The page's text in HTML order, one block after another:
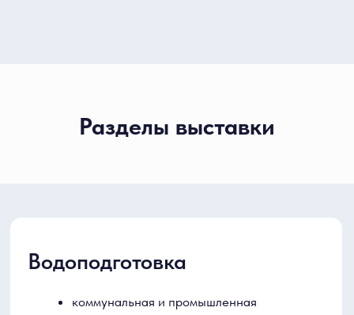
Разделы выставки
Горячее водоснабжение
Трубопроводы для теплоснабжения